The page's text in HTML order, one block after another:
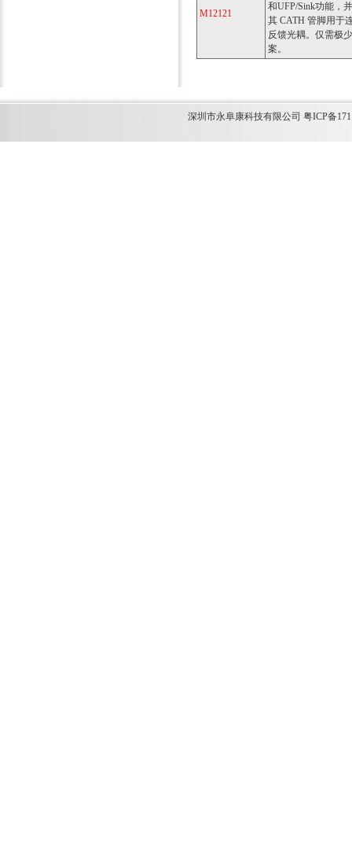
M12121
和UFP/Sink功能，
其 CATH 管脚用于
反馈光耦。仅需极
案。
深圳市永阜康科技有限公司 粤ICP备